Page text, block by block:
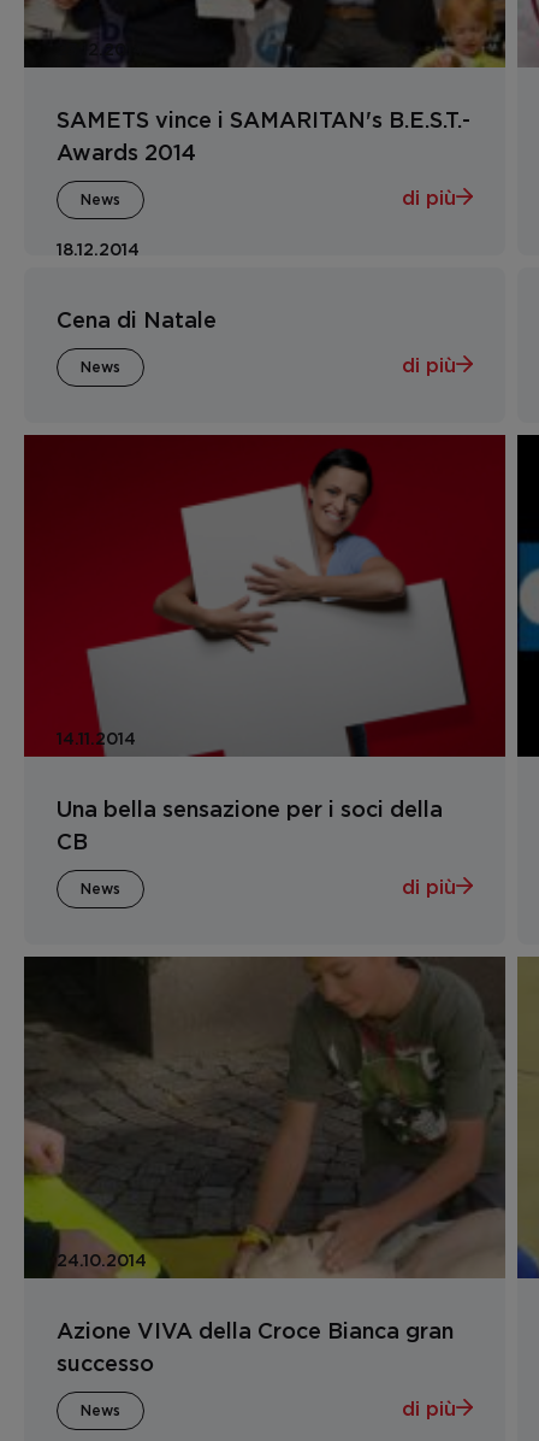
23.12.2014
SAMETS vince i SAMARITAN's B.E.S.T.-
Awards 2014
News di più
18.12.2014
Cena di Natale
News di più
14.11.2014
Una bella sensazione per i soci della
CB
News di più
24.10.2014
Azione VIVA della Croce Bianca gran
successo
News di più